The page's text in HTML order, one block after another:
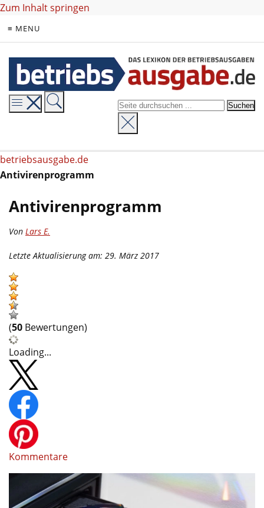
Zum Inhalt springen
≡ MENU
betriebsausgabe.de
Antivirenprogramm
Antivirenprogramm
Von Lars E.
Letzte Aktualisierung am: 29. März 2017
(50 Bewertungen)
Loading...
Kommentare